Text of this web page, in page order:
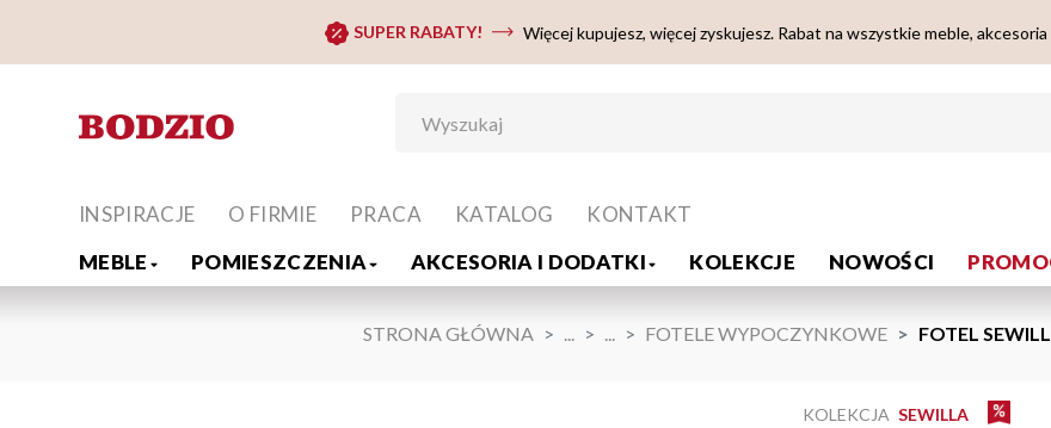
SUPER RABATY! Więcej kupujesz, więcej zyskujesz. Rabat na wszystkie meble, akcesoria
MEBLE POMIESZCZENIA AKCESORIA I DODATKI KOLEKCJE NOWOŚCI
INSPIRACJE O FIRMIE PRACA KATALOG KONTAKT
STRONA GŁÓWNA ... ... FOTELE WYPOCZYNKOWE FOTEL
KOLEKCJA SEWILLA